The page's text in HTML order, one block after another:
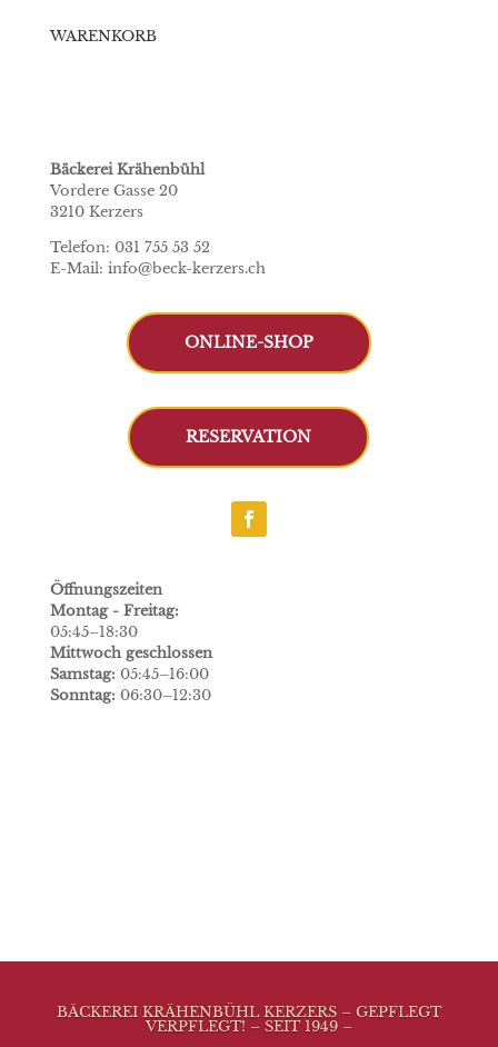
WARENKORB
Bäckerei Krähenbühl
Vordere Gasse 20
3210 Kerzers
Telefon: 031 755 53 52
E-Mail: info@beck-kerzers.ch
ONLINE-SHOP
RESERVATION
Öffnungszeiten
Montag - Freitag:
05:45–18:30
Mittwoch geschlossen
Samstag:05:45–16:00
Sonntag:06:30–12:30
BÄCKEREI KRÄHENBÜHL KERZERS – GEPFLEGT
VERPFLEGT! – SEIT 1949 –